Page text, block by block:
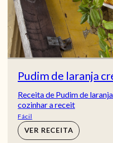
Pudim de laranja
Receita de Pudim de
cozinhar a receit
Fácil
VER RECEITA